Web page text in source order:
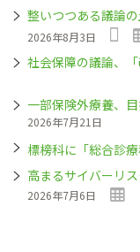
整いつつある議論
2026年8月3日
社会保障の議論、
一部保険外療養、
2026年7月21日
標榜科に「総合診
高まるサイバーリ
2026年7月6日